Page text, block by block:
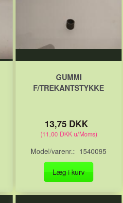
GUMMI
F/TREKANTSTYKKE
13,75 DKK
(11,00 DKKu/Moms)
Model/varenr.: 1540095
Læg i kurv